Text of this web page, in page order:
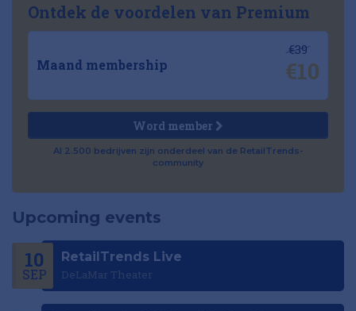
Ontdek de voordelen van Premium
Maand membership
€39
€10
Word member
Al 2.500 bedrijven zijn onderdeel van de RetailTrends-
community
Upcoming events
10
SEP
RetailTrends Live
DeLaMar Theater